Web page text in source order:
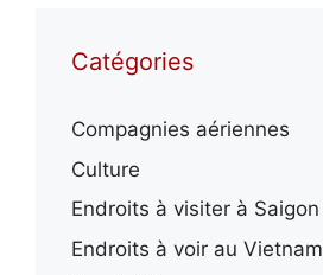
Catégories
Compagnies aériennes
Culture
Endroits à visiter à Saigon
Endroits à voir au Vietnam